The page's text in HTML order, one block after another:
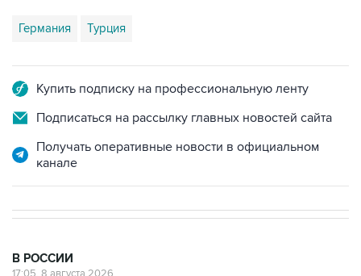
Германия Турция
Купить подписку на профессиональную ленту
Подписаться на рассылку главных новостей сайта
Получать оперативные новости в официальном
канале
В РОССИИ